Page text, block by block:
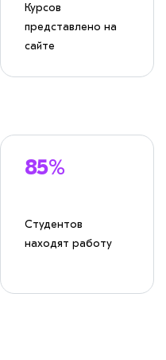
Курсов
представлено на
сайте
85%
Студентов
находят работу